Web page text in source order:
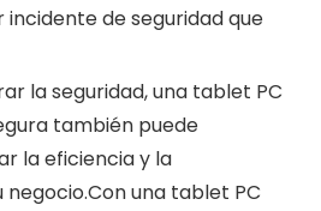
de seguridad que
la seguridad, una tablet PC
también puede
la eficiencia y la
una tablet PC